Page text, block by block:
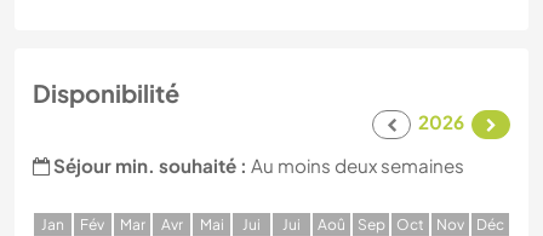
Disponibilité
2026
Séjour min. souhaité : Au moins deux semaines
Jan Fév Mar Avr Mai Jui Jui Aoû Sep Oct Nov Déc